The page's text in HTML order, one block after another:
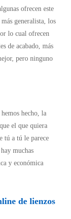
ofrecen este
generalista, los
lo cual ofrecen
de acabado, más
pero ninguno
hecho, la
el que quiera
tú a tú le parece
muchas
y económica
de lienzos